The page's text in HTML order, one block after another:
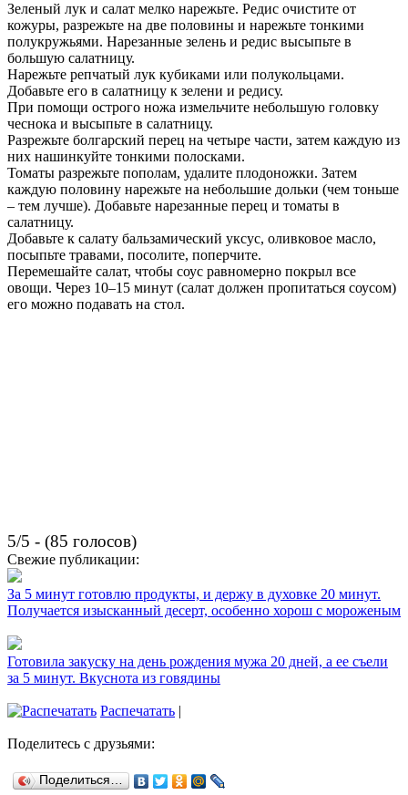
Зеленый лук и салат мелко нарежьте. Редис очистите от
кожуры, разрежьте на две половины и нарежьте тонкими
полукружьями. Нарезанные зелень и редис высыпьте в
большую салатницу.
Нарежьте репчатый лук кубиками или полукольцами.
Добавьте его в салатницу к зелени и редису.
При помощи острого ножа измельчите небольшую головку
чеснока и высыпьте в салатницу.
Разрежьте болгарский перец на четыре части, затем каждую из
них нашинкуйте тонкими полосками.
Томаты разрежьте пополам, удалите плодоножки. Затем
каждую половину нарежьте на небольшие дольки (чем тоньше
– тем лучше). Добавьте нарезанные перец и томаты в
салатницу.
Добавьте к салату бальзамический уксус, оливковое масло,
посыпьте травами, посолите, поперчите.
Перемешайте салат, чтобы соус равномерно покрыл все
овощи. Через 10–15 минут (салат должен пропитаться соусом)
его можно подавать на стол.
5/5 - (85 голосов)
Свежие публикации:
За 5 минут готовлю продукты, и держу в духовке 20 минут.
Получается изысканный десерт, особенно хорош с мороженым
Готовила закуску на день рождения мужа 20 дней, а ее съели
за 5 минут. Вкуснота из говядины
Распечатать |
Поделитесь с друзьями:
Поделиться…